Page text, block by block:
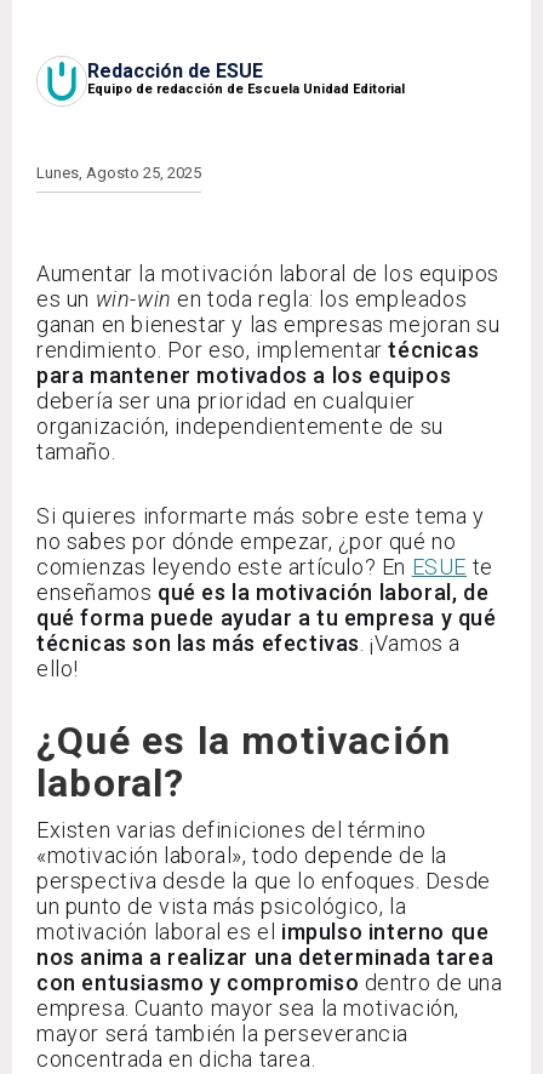
Redacción de ESUE
Equipo de redacción de Escuela Unidad Editorial
Lunes, Agosto 25, 2025
Aumentar la motivación laboral de los equipos
es un win-win en toda regla: los empleados
ganan en bienestar y las empresas mejoran su
rendimiento. Por eso, implementartécnicas
para mantener motivados a los equipos
debería ser una prioridad en cualquier
organización, independientemente de su
tamaño.
Si quieres informarte más sobre este tema y
no sabes por dónde empezar, ¿por qué no
comienzas leyendo este artículo? En ESUE te
enseñamos qué es la motivación laboral, de
qué forma puede ayudar a tu empresa y qué
técnicas son las más efectivas. ¡Vamos a
ello!
¿Qué es la motivación
laboral?
Existen varias definiciones del término
«motivación laboral», todo depende de la
perspectiva desde la que lo enfoques. Desde
un punto de vista más psicológico, la
motivación laboral es el impulso interno que
nos anima a realizar una determinada tarea
con entusiasmo y compromiso dentro de una
empresa. Cuanto mayor sea la motivación,
mayor será también la perseverancia
concentrada en dicha tarea.